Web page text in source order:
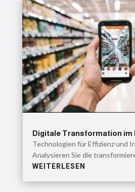
Digitale Transformation
Technologien für Effizienz und
Analysieren Sie die
WEITERLESEN